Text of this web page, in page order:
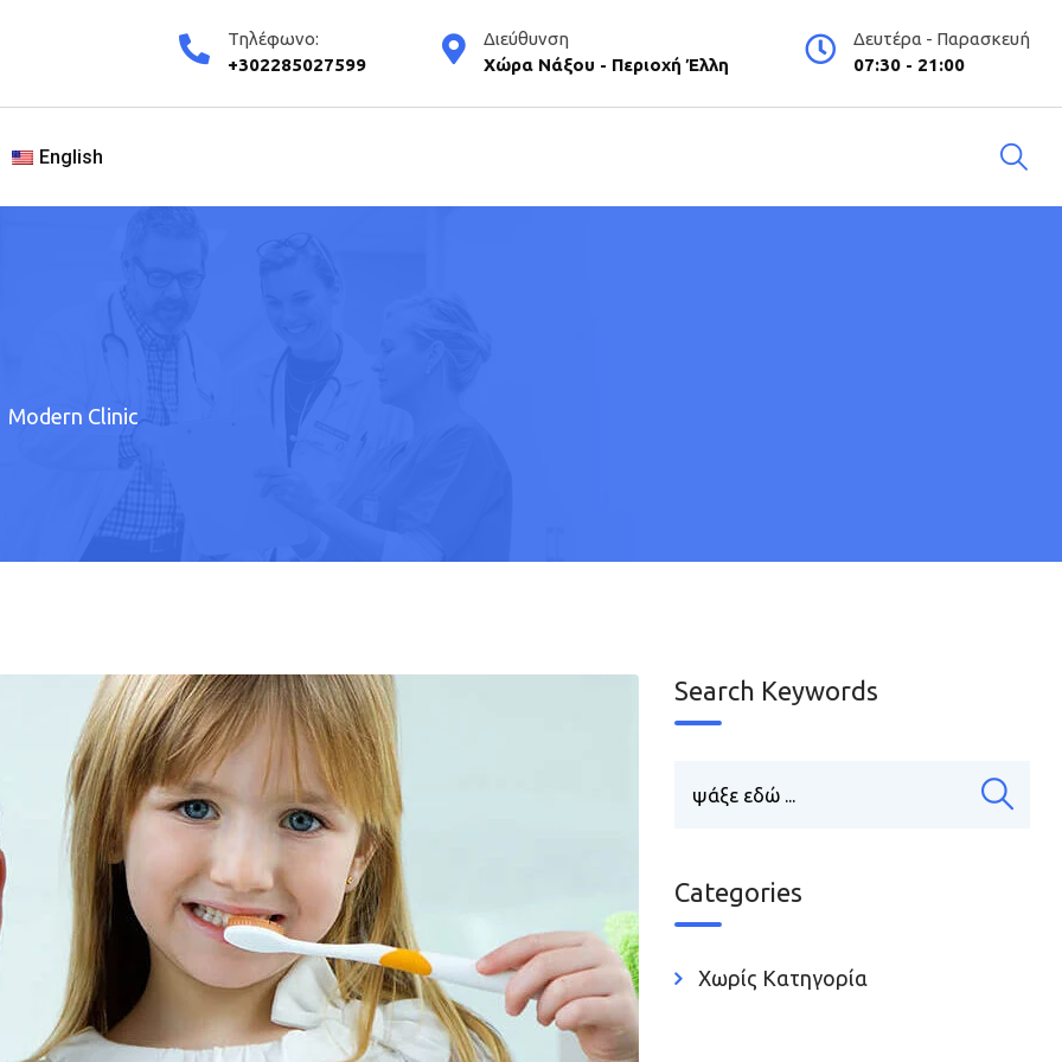
Τηλέφωνο:
+302285027599
Διεύθυνση
Χώρα Νάξου - Περιοχή Έλλη
Δευτέρα - Παρασκευή
07:30 - 21:00
English
Modern Clinic
Search Keywords
Categories
Χωρίς Κατηγορία